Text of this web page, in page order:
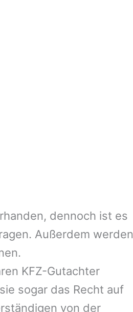
dennoch ist es
Außerdem werden
KFZ-Gutachter
sogar das Recht auf
von der